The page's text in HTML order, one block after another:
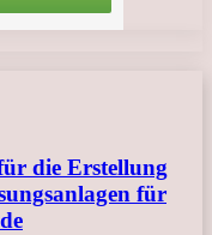
die Erstellung
für